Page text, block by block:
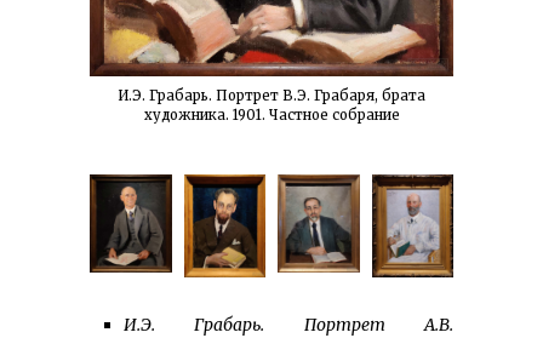
И.Э. Грабарь. Портрет В.Э. Грабаря, брата
художника. 1901. Частное собрание
И.Э. Грабарь. Портрет А.В.